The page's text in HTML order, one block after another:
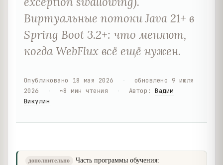
Виртуальные потоки Java 21+ в
Spring Boot 3.2+: что меняют,
когда WebFlux всё ещё нужен.
Опубликовано 18 мая 2026 обновлено 9 июля
2026
~8 мин чтения Автор :Вадим
Викулин
дополнительно
Часть программы обучения: